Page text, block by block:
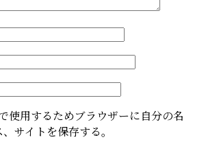
使用するためブラウザーに自分の名
サイトを保存する。